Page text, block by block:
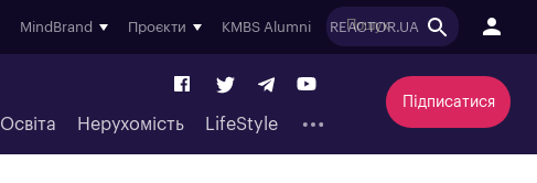
MindBrand Проєкти KMBS Alumni REACTOR.UA
Освіта Нерухомість LifeStyle
Підписатися